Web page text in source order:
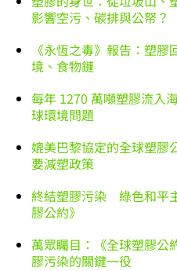
影響空污、碳排與公帑？
《永恆之毒》報告：塑
境、食物鏈
每年 1270 萬噸塑膠流入
球環境問題
媲美巴黎協定的全球塑膠
要減塑政策
終結塑膠污染 綠色和平
膠公約》
萬眾矚目：《全球塑膠公
膠污染的關鍵一役